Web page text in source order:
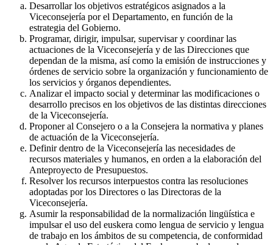
Desarrollar los objetivos estratégicos asignados a la
Viceconsejería por el Departamento, en función de la
estrategia del Gobierno.
Programar, dirigir, impulsar, supervisar y coordinar las
actuaciones de la Viceconsejería y de las Direcciones que
dependan de la misma, así como la emisión de instrucciones y
órdenes de servicio sobre la organización y funcionamiento de
los servicios y órganos dependientes.
Analizar el impacto social y determinar las modificaciones o
desarrollo precisos en los objetivos de las distintas direcciones
de la Viceconsejería.
Proponer al Consejero o a la Consejera la normativa y planes
de actuación de la Viceconsejería.
Definir dentro de la Viceconsejería las necesidades de
recursos materiales y humanos, en orden a la elaboración del
Anteproyecto de Presupuestos.
Resolver los recursos interpuestos contra las resoluciones
adoptadas por los Directores o las Directoras de la
Viceconsejería.
Asumir la responsabilidad de la normalización lingüística e
impulsar el uso del euskera como lengua de servicio y lengua
de trabajo en los ámbitos de su competencia, de conformidad